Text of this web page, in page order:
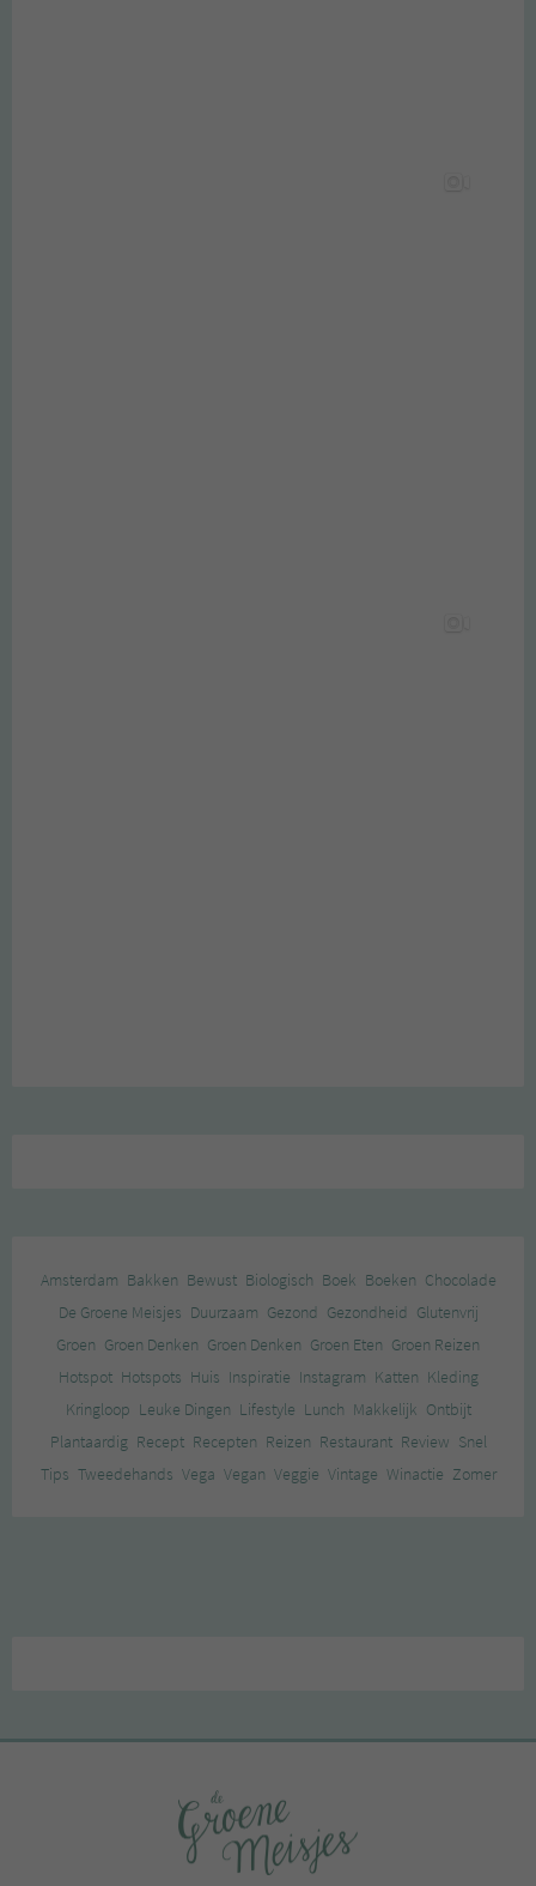
Amsterdam Bakken Bewust Biologisch Boek Boeken Chocolade
De Groene Meisjes Duurzaam Gezond Gezondheid Glutenvrij
Groen Groen Denken Groen Denken Groen Eten Groen Reizen
Hotspot Hotspots Huis Inspiratie Instagram Katten Kleding
Kringloop Leuke Dingen Lifestyle Lunch Makkelijk Ontbijt
Plantaardig Recept Recepten Reizen Restaurant Review Snel
Tips Tweedehands Vega Vegan Veggie Vintage Winactie Zomer